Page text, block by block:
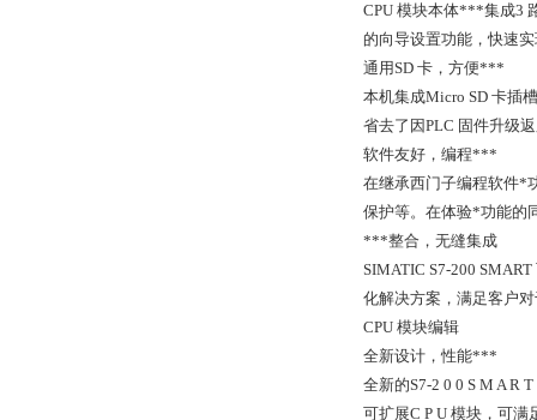
CPU 模块本体***集成3
的向导设置功能，快速
通用SD 卡，方便***
本机集成Micro SD 卡插
省去了因PLC 固件升级
软件友好，编程***
在继承西门子编程软件*
保护等。在体验*功能的
***整合，无缝集成
SIMATIC S7-200
化解决方案，满足客户
CPU 模块编辑
全新设计，性能***
全新的S7-2 0 0 S M A R
可扩展C P U 模块，可